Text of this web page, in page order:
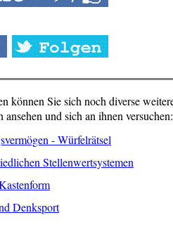
können Sie sich noch diverse
und sich an ihnen versuchen:
- Würfelrätsel
Stellenwertsystemen
Denksport